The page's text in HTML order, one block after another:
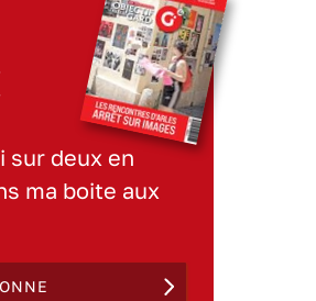
sur deux en
ma boite aux